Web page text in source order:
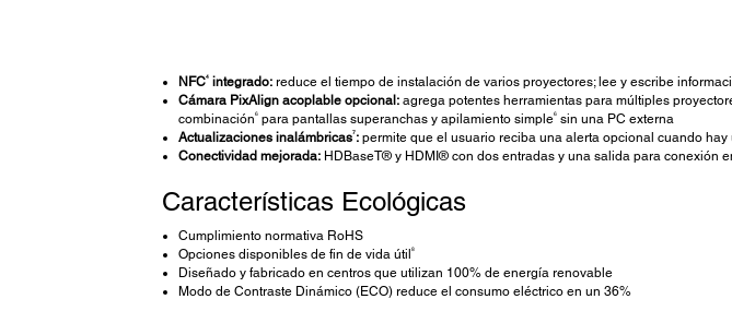
NFC4integrado:reduce el tiempo de instalación de varios proyectores; lee y escribe
Cámara PixAlign acoplable opcional:agrega potentes herramientas para múltiples
combinación 6para pantallas superanchas y apilamiento simple6sin una PC externa
Actualizaciones inalámbricas7 :permite que el usuario reciba una alerta opcional cuando
Conectividad mejorada:HDBaseT® y HDMI® con dos entradas y una salida para conexión
Características Ecológicas
Cumplimiento normativa RoHS
Opciones disponibles de fin de vida útil
8
Diseñado y fabricado en centros que utilizan 100% de energía renovable
Modo de Contraste Dinámico (ECO) reduce el consumo eléctrico en un 36%